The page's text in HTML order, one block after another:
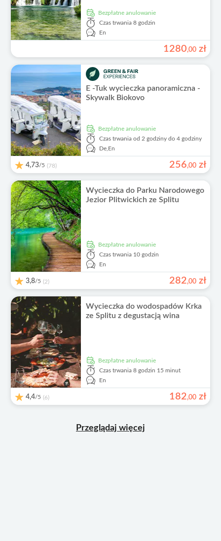
Bezpłatne anulowanie
Czas trwania 8 godzin
En
1280,00 zł
E -Tuk wycieczka panoramiczna -
Skywalk Biokovo
Bezpłatne anulowanie
Czas trwania od 2 godziny do 4 godziny
De,En
4,73/5 (78) 256,00 zł
Wycieczka do Parku Narodowego
Jezior Plitwickich ze Splitu
Bezpłatne anulowanie
Czas trwania 10 godzin
En
3,8/5 (2) 282,00 zł
Wycieczka do wodospadów Krka
ze Splitu z degustacją wina
Bezpłatne anulowanie
Czas trwania 8 godzin 15 minut
En
4,4/5 (6) 182,00 zł
Przeglądaj więcej